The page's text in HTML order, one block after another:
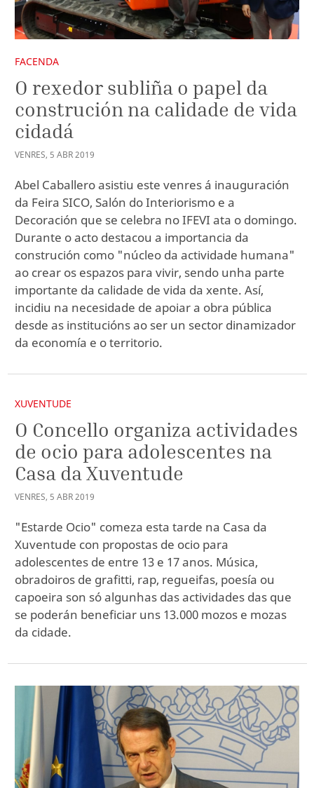
FACENDA
O rexedor subliña o papel da
construción na calidade de vida
cidadá
VENRES, 5 ABR2019
Abel Caballero asistiu este venres á inauguración
da Feira SICO, Salón do Interiorismo e a
Decoración que se celebra no IFEVI ata o domingo.
Durante o acto destacou a importancia da
construción como "núcleo da actividade humana"
ao crear os espazos para vivir, sendo unha parte
importante da calidade de vida da xente. Así,
incidiu na necesidade de apoiar a obra pública
desde as institucións ao ser un sector dinamizador
da economía e o territorio.
XUVENTUDE
O Concello organiza actividades
de ocio para adolescentes na
Casa da Xuventude
VENRES, 5 ABR2019
"Estarde Ocio" comeza esta tarde na Casa da
Xuventude con propostas de ocio para
adolescentes de entre 13 e 17 anos. Música,
obradoiros de grafitti, rap, regueifas, poesía ou
capoeira son só algunhas das actividades das que
se poderán beneficiar uns 13.000 mozos e mozas
da cidade.